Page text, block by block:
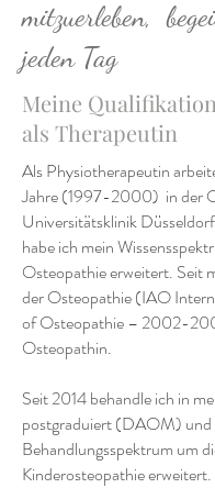
Als Physiotherapeutin
Jahre(1997-2000) in der
Universitätsklinik
habe ich mein
Osteopathie erweitert. Seit
der Osteopathie (IAO
of Osteopathie – 2002-
Osteopathin.
Seit 2014 behandle ich in
postgraduiert (DAOM) und
Behandlungsspektrum um
Kinderosteopathie erweitert.
Meine Qualifikation
als Therapeutin
mitzuerleben,
jeden Tag